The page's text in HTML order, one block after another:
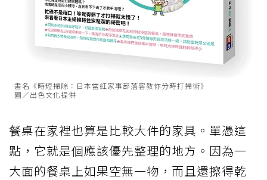
書名《時短掃除：日本當紅家事部落客教你分時打掃術》
圖／出色文化提供
餐桌在家裡也算是比較大件的家具。單憑這
點，它就是個應該優先整理的地方。因為一
大面的餐桌上如果空無一物，而且還擦得乾